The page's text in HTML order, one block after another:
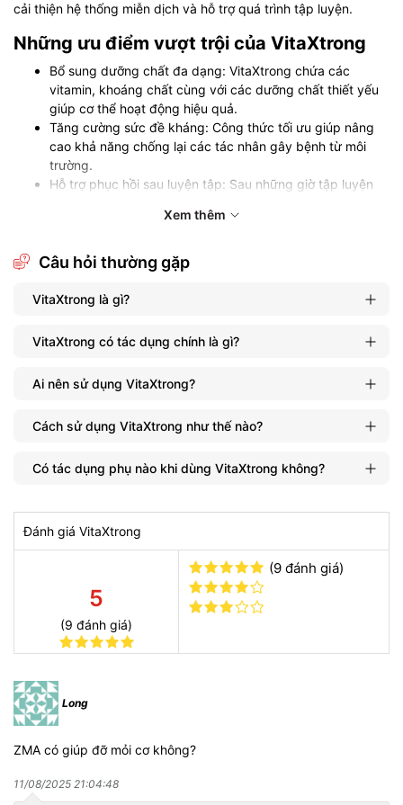
cải thiện hệ thống miễn dịch và hỗ trợ quá trình tập luyện.
Những ưu điểm vượt trội của VitaXtrong
Bổ sung dưỡng chất đa dạng: VitaXtrong chứa các
vitamin, khoáng chất cùng với các dưỡng chất thiết yếu
giúp cơ thể hoạt động hiệu quả.
Tăng cường sức đề kháng: Công thức tối ưu giúp nâng
cao khả năng chống lại các tác nhân gây bệnh từ môi
trường.
Hỗ trợ phục hồi sau luyện tập: Sau những giờ tập luyện
chóng, giảm thiểu mỏi mệt.
chất cần thiết, từ đó hỗ trợ quá trình trao đổi chất và cải
Hỗ trợ xử lý các vấn đề sức khỏe thường gặp: Nhờ vào
áp, cải thiện tình trạng căng thẳng và mệt mỏi.
người nội trợ và người cao tuổi. Cụ thể:
Vận động viên & người tập gym: Giúp tăng cường sức
thiện sự tập trung trong công việc.
Người nội trợ: Bổ sung dưỡng chất cần thiết sau những
giờ làm việc mệt mỏi, giúp cân bằng dinh dưỡng.
Người đã bước qua tuổi trung niên: Tăng cường sức đề
kháng, hỗ trợ quá trình chuyển hoá và duy trì sức khỏe
tổng thể.
Những ai có nhu cầu cân bằng chế độ dinh dưỡng hàng
ngày.
VitaXtrong có những sản phẩm nào?
Thị trường hiện nay cung cấp nhiều dòng sản phẩm có chứa
hàng:
Viên uống bổ sung VitaXtrong: Sản phẩm tiện lợi, dễ sử
Xem thêm
Câu hỏi thường gặp
VitaXtrong là gì?
VitaXtrong có tác dụng chính là gì?
Ai nên sử dụng VitaXtrong?
Cách sử dụng VitaXtrong như thế nào?
Có tác dụng phụ nào khi dùng VitaXtrong không?
Đánh giá VitaXtrong
5
(9 đánh giá)
(9 đánh giá)
Long
ZMA có giúp đỡ mỏi cơ không?
11/08/2025 21:04:48